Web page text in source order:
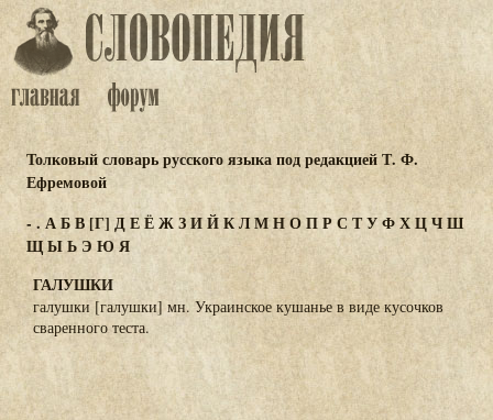
Толковый словарь русского языка под редакцией Т. Ф.
Ефремовой
- . АБВ[Г] ДЕЁЖЗИЙКЛМНОПРС ТУФХЦЧШ
ЩЫЬЭ ЮЯ
ГАЛУШКИ
галушки [галушки] мн. Украинское кушанье в виде кусочков
сваренного теста.